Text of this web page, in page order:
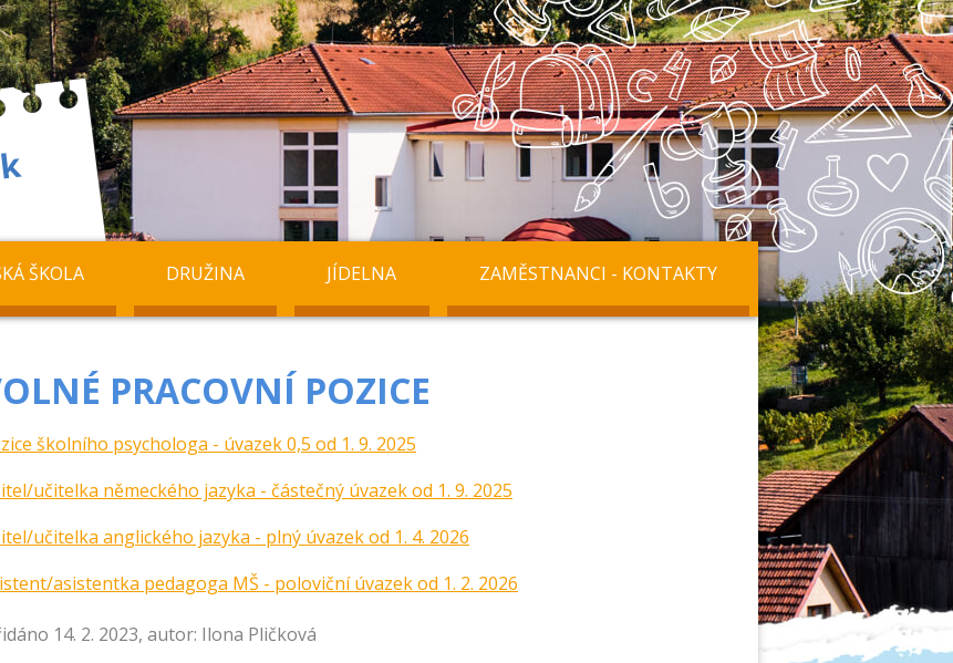
ŠKOLA DRUŽINA JÍDELNA ZAMĚSTNANCI - KONTAKTY
PRACOVNÍ POZICE
školního psychologa - úvazek 0,5 od 1. 9. 2025
učitelka německého jazyka - částečný úvazek od 1. 9. 2025
učitelka anglického jazyka - plný úvazek od 1. 4. 2026
asistentka pedagoga MŠ - poloviční úvazek od 1. 2. 2026
14. 2. 2023, autor: Ilona Pličková